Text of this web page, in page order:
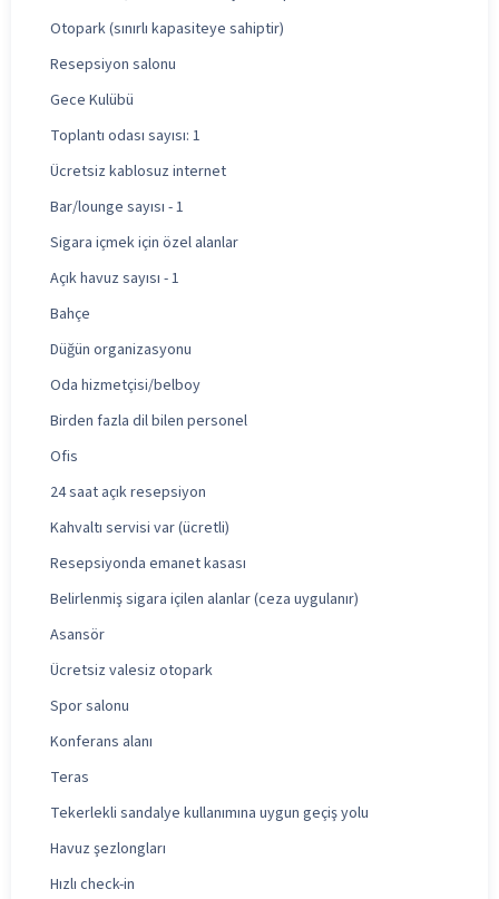
Otopark (sınırlı kapasiteye sahiptir)
Resepsiyon salonu
Gece Kulübü
Toplantı odası sayısı: 1
Ücretsiz kablosuz internet
Bar/lounge sayısı - 1
Sigara içmek için özel alanlar
Açık havuz sayısı - 1
Bahçe
Düğün organizasyonu
Oda hizmetçisi/belboy
Birden fazla dil bilen personel
Ofis
24 saat açık resepsiyon
Kahvaltı servisi var (ücretli)
Resepsiyonda emanet kasası
Belirlenmiş sigara içilen alanlar (ceza uygulanır)
Asansör
Ücretsiz valesiz otopark
Spor salonu
Konferans alanı
Teras
Tekerlekli sandalye kullanımına uygun geçiş yolu
Havuz şezlongları
Hızlı check-in